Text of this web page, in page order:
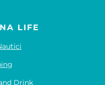
LIFE
Drink